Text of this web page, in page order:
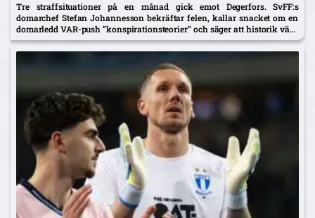
Tre straffsituationer på en månad gick emot Degerfors. SvFF:s
domarchef Stefan Johannesson bekräftar felen, kallar snacket om en
domarledd VAR-push ”konspirationsteorier” och säger att historik vägs
in när domare tillsätts efter uppenbara misstag.